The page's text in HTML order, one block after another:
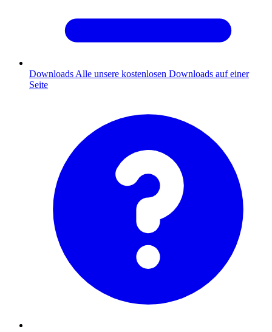
Downloads Alle unsere kostenlosen Downloads auf einer
Seite